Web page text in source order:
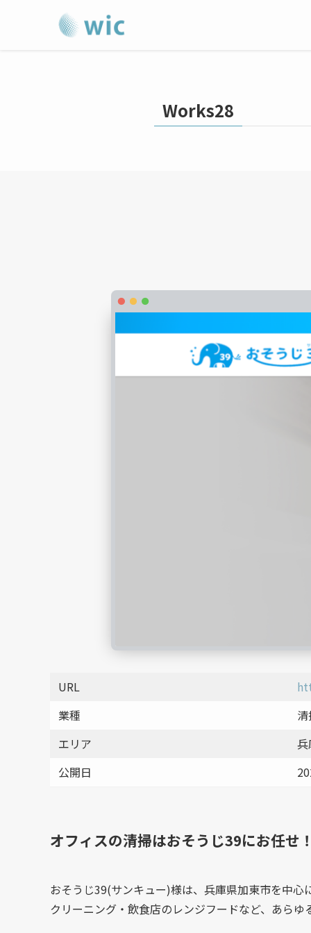
Works28
URL
業種
エリア
公開日
オフィスの清掃はおそうじ39にお任せ
おそうじ39(サンキュー)様は、兵庫県加東市を中
クリーニング・飲食店のレンジフードなど、あらゆ